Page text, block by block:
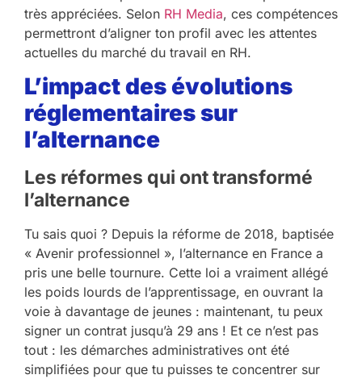
très appréciées. Selon RH Media, ces compétences
permettront d’aligner ton profil avec les attentes
actuelles du marché du travail en RH.
L’impact des évolutions
réglementaires sur
l’alternance
Les réformes qui ont transformé
l’alternance
Tu sais quoi ? Depuis la réforme de 2018, baptisée
« Avenir professionnel », l’alternance en France a
pris une belle tournure. Cette loi a vraiment allégé
les poids lourds de l’apprentissage, en ouvrant la
voie à davantage de jeunes : maintenant, tu peux
signer un contrat jusqu’à 29 ans ! Et ce n’est pas
tout : les démarches administratives ont été
simplifiées pour que tu puisses te concentrer sur